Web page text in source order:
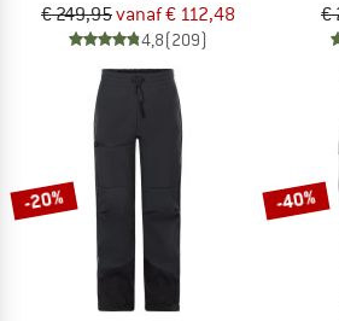
€ 249,95vanaf € 112,48
4,8(209)
€
-20% -40%